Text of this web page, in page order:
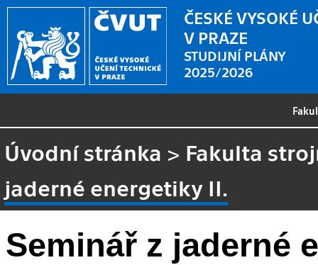
ČESKÉ VYSOKÉ
V PRAZE
STUDIJNÍ PLÁNY
2025/2026
Úvodní stránka > Fakulta
jaderné energetiky II.
Seminář z jaderné